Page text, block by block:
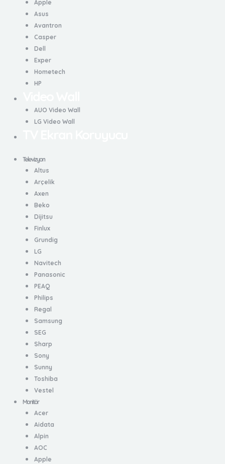
Apple
Asus
Avantron
Casper
Dell
Exper
Hometech
HP
AUO Video Wall
LG Video Wall
Televizyon
Altus
Arçelik
Axen
Beko
Dijitsu
Finlux
Grundig
LG
Navitech
Panasonic
PEAQ
Philips
Regal
Samsung
SEG
Sharp
Sony
Sunny
Toshiba
Vestel
Monitör
Acer
Aidata
Alpin
AOC
Apple